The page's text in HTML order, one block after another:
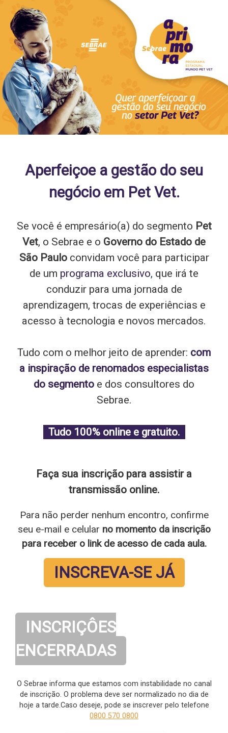
content
content
Aperfeiçoe a gestão do seu
negócio em Pet Vet.
Se você é empresário(a) do segmento Pet
Vet, o Sebrae e o Governo do Estado de
São Pauloconvidam você para participar
de um programa exclusivo, que irá te
conduzir para uma jornada de
aprendizagem, trocas de experiências e
acesso à tecnologia e novos mercados.
Tudo com o melhor jeito de aprender: com
a inspiração de renomados especialistas
do segmento e dos consultores do
Sebrae.
Tudo 100% online e gratuito.
Faça sua inscrição para assistir a
transmissão online.
Para não perder nenhum encontro, confirme
seu e-mail e celular no momento da inscrição
para receber o link de acesso de cada aula.
INSCREVA-SE JÁ
INSCRIÇÔES
ENCERRADAS
O Sebrae informa que estamos com instabilidade no canal
de inscrição. O problema deve ser normalizado no dia de
hoje a tarde.Caso deseje, pode se inscrever pelo telefone
0800 570 0800